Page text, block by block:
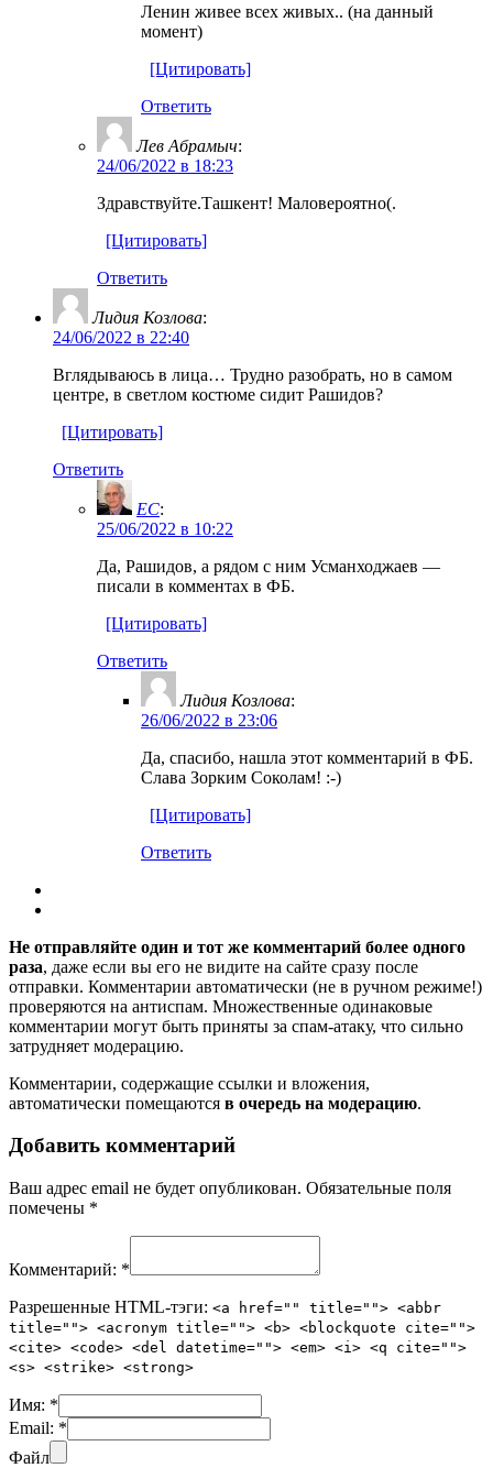
Ленин живее всех живых.. (на данный
момент)
[Цитировать]
Ответить
Лев Абрамыч:
24/06/2022 в 18:23
Здравствуйте.Ташкент! Маловероятно(.
[Цитировать]
Ответить
Лидия Козлова:
24/06/2022 в 22:40
Вглядываюсь в лица… Трудно разобрать, но в самом
центре, в светлом костюме сидит Рашидов?
[Цитировать]
Ответить
EC:
25/06/2022 в 10:22
Да, Рашидов, а рядом с ним Усманходжаев —
писали в комментах в ФБ.
[Цитировать]
Ответить
Лидия Козлова:
26/06/2022 в 23:06
Да, спасибо, нашла этот комментарий в ФБ.
Слава Зорким Соколам! :-)
[Цитировать]
Ответить
Не отправляйте один и тот же комментарий более одного
раза, даже если вы его не видите на сайте сразу после
отправки. Комментарии автоматически (не в ручном режиме!)
проверяются на антиспам. Множественные одинаковые
комментарии могут быть приняты за спам-атаку, что сильно
затрудняет модерацию.
Комментарии, содержащие ссылки и вложения,
автоматически помещаются в очередь на модерацию.
Добавить комментарий
Ваш адрес email не будет опубликован. Обязательные поля
помечены *
Комментарий: *
Разрешенные HTML-тэги: <a href="" title=""> <abbr
title=""> <acronym title=""> <b> <blockquote cite="">
<cite> <code> <del datetime=""> <em> <i> <q cite="">
<s> <strike> <strong>
Имя: *
Email: *
Файл